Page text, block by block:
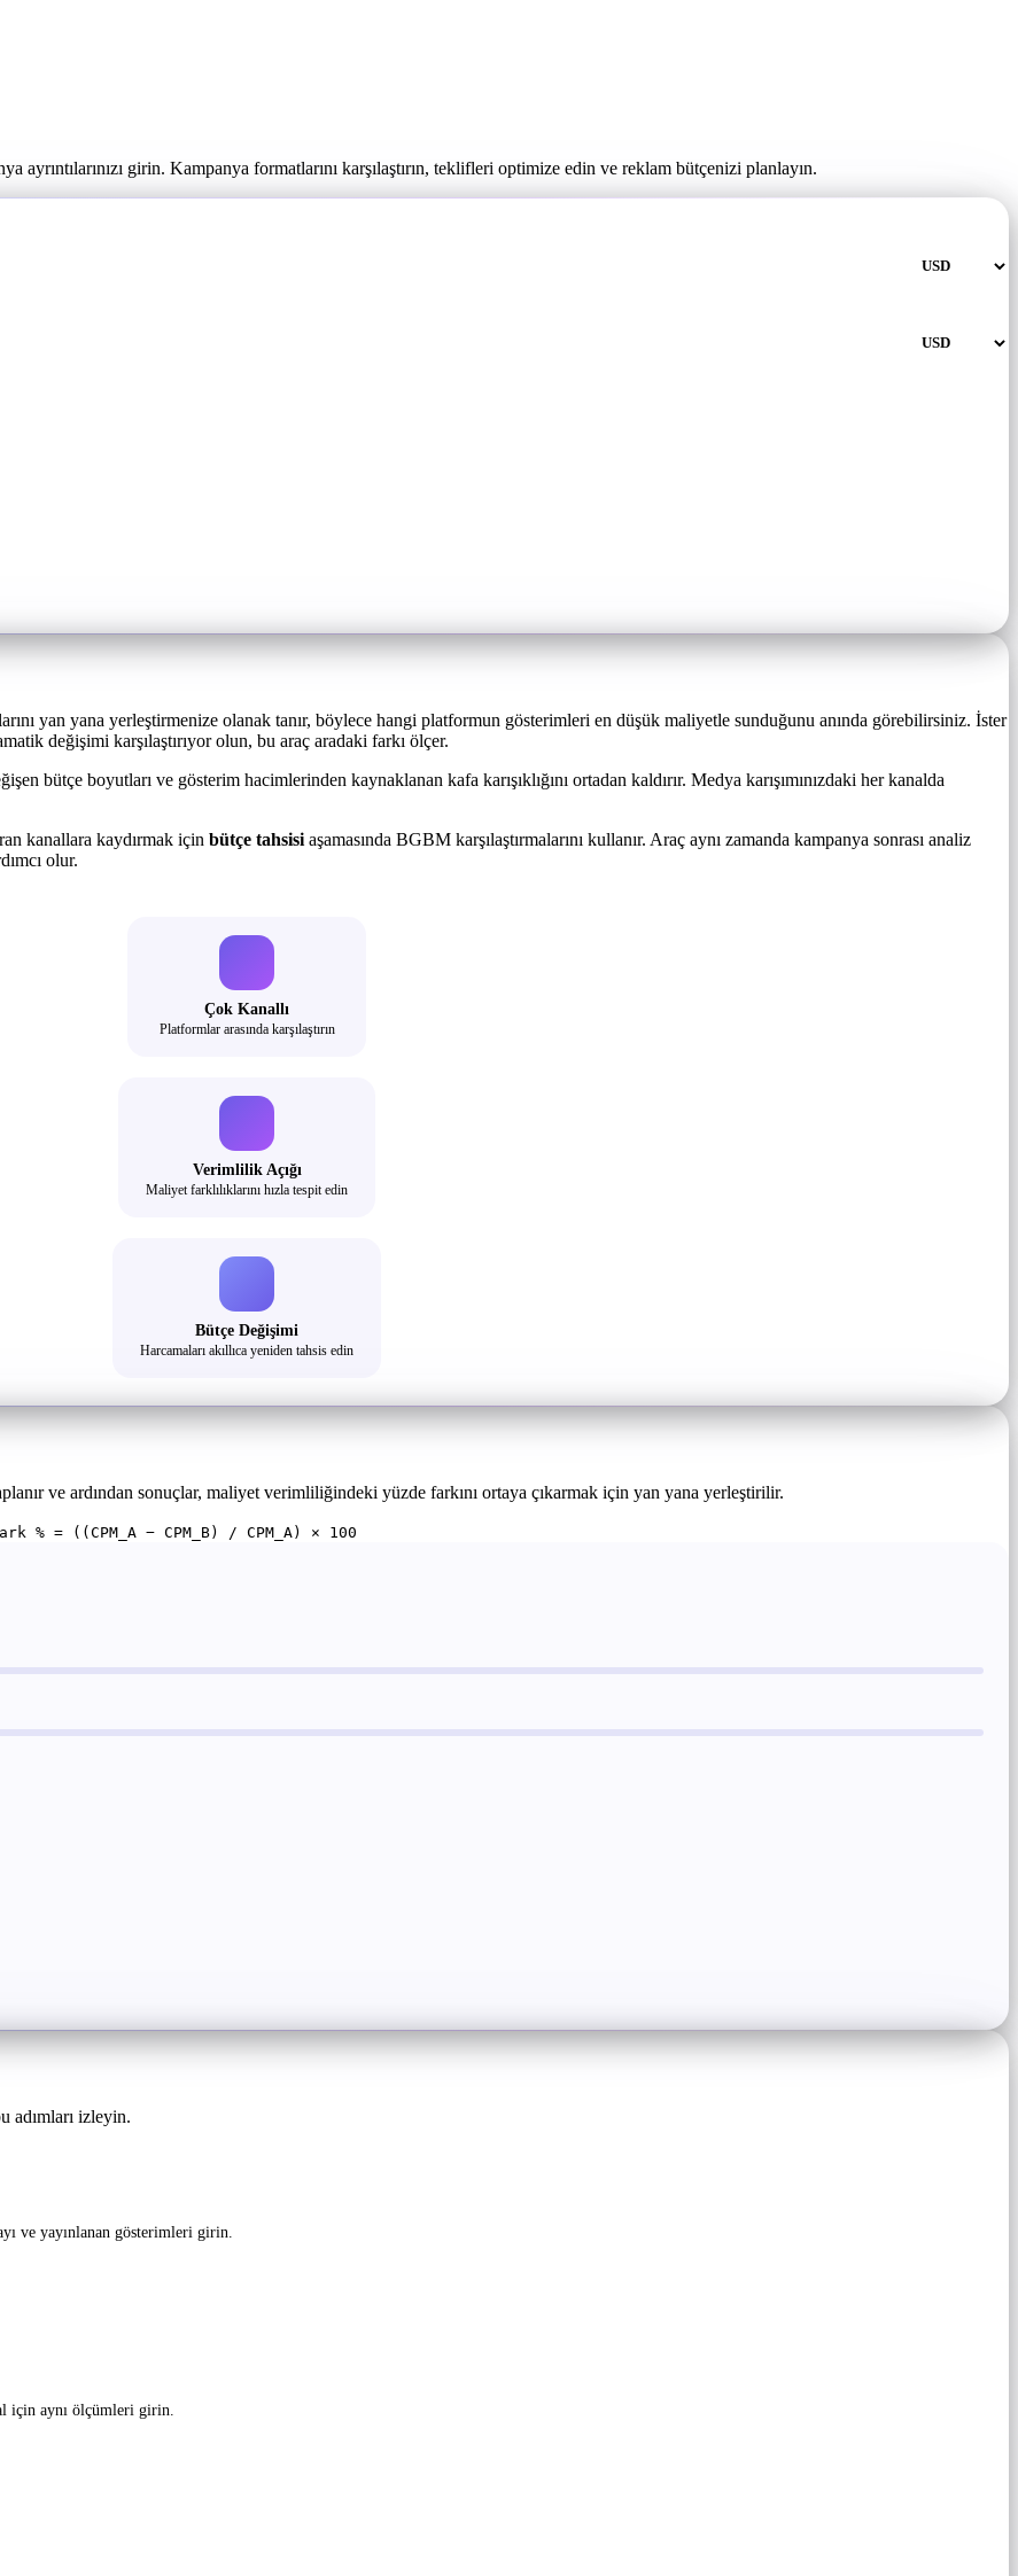
ayrıntılarınızı girin. Kampanya formatlarını karşılaştırın, teklifleri optimize edin ve reklam bütçenizi planlayın.
yan yana yerleştirmenize olanak tanır, böylece hangi platformun gösterimleri en düşük maliyetle sunduğunu anında görebilirsiniz. İster
değişimi karşılaştırıyor olun, bu araç aradaki farkı ölçer.
bütçe boyutları ve gösterim hacimlerinden kaynaklanan kafa karışıklığını ortadan kaldırır. Medya karışımınızdaki her kanalda
kanallara kaydırmak için bütçe tahsisi aşamasında BGBM karşılaştırmalarını kullanır. Araç aynı zamanda kampanya sonrası analiz
olur.
Çok Kanallı
Platformlar arasında karşılaştırın
Verimlilik Açığı
Maliyet farklılıklarını hızla tespit edin
Bütçe Değişimi
Harcamaları akıllıca yeniden tahsis edin
ve ardından sonuçlar, maliyet verimliliğindeki yüzde farkını ortaya çıkarmak için yan yana yerleştirilir.
% = ((CPM_A − CPM_B) / CPM_A) × 100
adımları izleyin.
ve yayınlanan gösterimleri girin.
için aynı ölçümleri girin.